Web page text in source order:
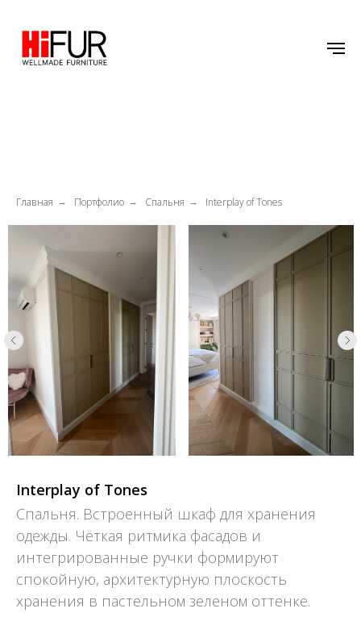
Главная → Портфолио → Спальня → Interplay of Tones
Interplay of Tones
Спальня. Встроенный шкаф для хранения
одежды. Чёткая ритмика фасадов и
интегрированные ручки формируют
спокойную, архитектурную плоскость
хранения в пастельном зеленом оттенке.